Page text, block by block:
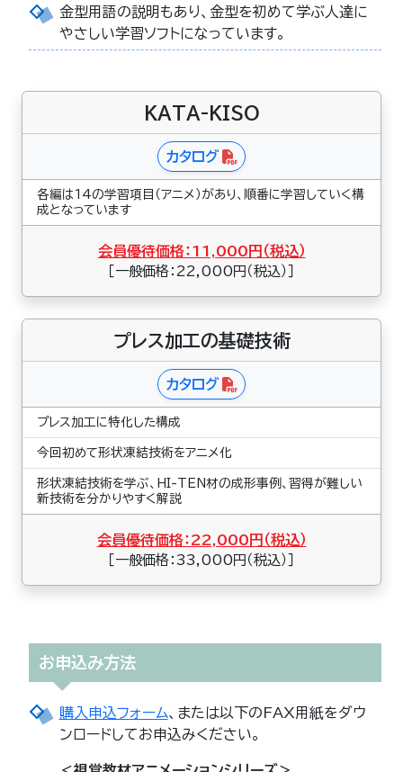
金型用語の説明もあり、金型を初めて学ぶ人達に
やさしい学習ソフトになっています。
KATA-KISO
カタログ
各編は14の学習項目（アニメ）があり、順番に学習していく構
成となっています
会員優待価格：11,000円（税込）
［一般価格：22,000円（税込）］
プレス加工の基礎技術
カタログ
プレス加工に特化した構成
今回初めて形状凍結技術をアニメ化
形状凍結技術を学ぶ、HI-TEN材の成形事例、習得が難しい
新技術を分かりやすく解説
会員優待価格：22,000円（税込）
［一般価格：33,000円（税込）］
お申込み方法
購入申込フォーム、または以下のFAX用紙をダウ
ンロードしてお申込みください。